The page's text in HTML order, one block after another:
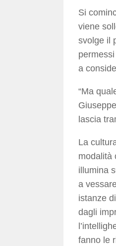
Si
viene
svolge il
a
“Ma
lascia
La
modalità
illumina
a
istanze
dagli
fanno le